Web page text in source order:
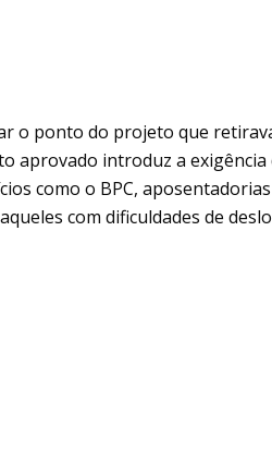
o ponto do projeto que
aprovado introduz a exigência
como o BPC,
com dificuldades de